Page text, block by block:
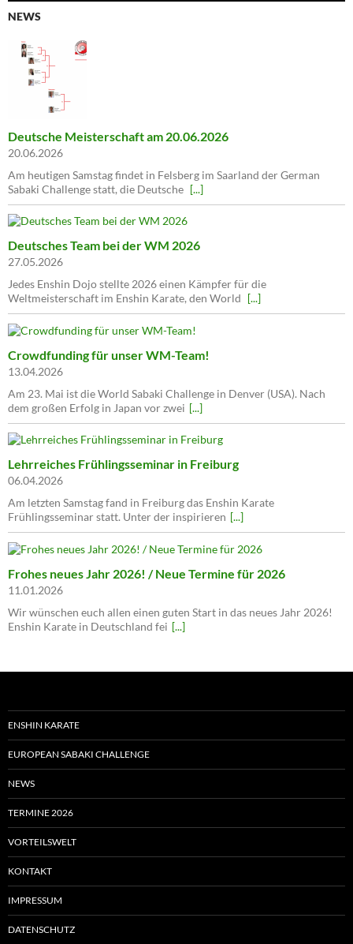
NEWS
Deutsche Meisterschaft am 20.06.2026
20.06.2026
Am heutigen Samstag findet in Felsberg im Saarland der German
Sabaki Challenge statt, die Deutsche [...]
Deutsches Team bei der WM 2026
27.05.2026
Jedes Enshin Dojo stellte 2026 einen Kämpfer für die
Weltmeisterschaft im Enshin Karate, den World [...]
Crowdfunding für unser WM-Team!
13.04.2026
Am 23. Mai ist die World Sabaki Challenge in Denver (USA). Nach
dem großen Erfolg in Japan vor zwei [...]
Lehrreiches Frühlingsseminar in Freiburg
06.04.2026
Am letzten Samstag fand in Freiburg das Enshin Karate
Frühlingsseminar statt. Unter der inspirieren [...]
Frohes neues Jahr 2026! / Neue Termine für 2026
11.01.2026
Wir wünschen euch allen einen guten Start in das neues Jahr 2026!
Enshin Karate in Deutschland fei [...]
ENSHIN KARATE
EUROPEAN SABAKI CHALLENGE
NEWS
TERMINE 2026
VORTEILSWELT
KONTAKT
IMPRESSUM
DATENSCHUTZ